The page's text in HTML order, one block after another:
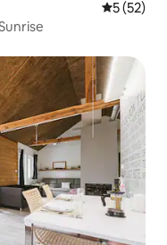
5 de uma
5 (52)